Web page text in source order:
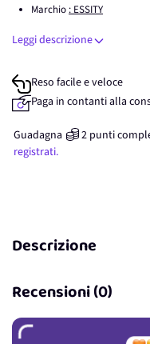
Marchio : ESSITY
Leggi descrizione
Reso facile e veloce
Paga in contanti alla
Guadagna 2 punti
registrati.
Descrizione
Recensioni (0)